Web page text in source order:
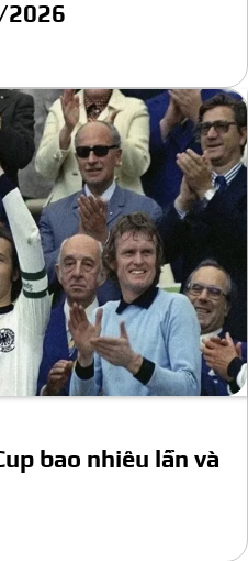
2026
bao nhiêu lần và